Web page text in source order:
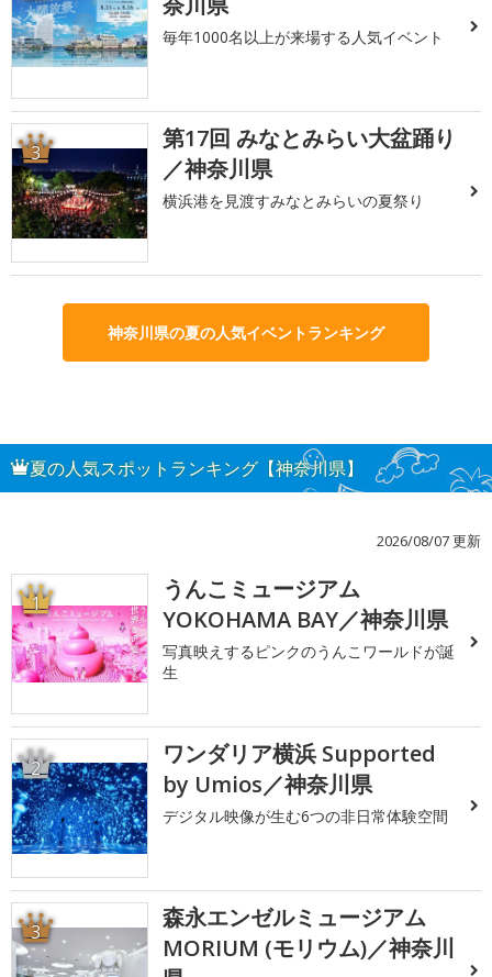
毎年1000名以上が来場する人気イベント
3
第17回 みなとみらい大盆踊り
／神奈川県
横浜港を見渡すみなとみらいの夏祭り
神奈川県の夏の人気イベントランキング
夏の人気スポットランキング【神奈川県】
2026/08/07 更新
1
うんこミュージアム
YOKOHAMA BAY／神奈川県
写真映えするピンクのうんこワールドが誕
生
2
ワンダリア横浜 Supported
by Umios／神奈川県
デジタル映像が生む6つの非日常体験空間
3
森永エンゼルミュージアム
MORIUM (モリウム)／神奈川